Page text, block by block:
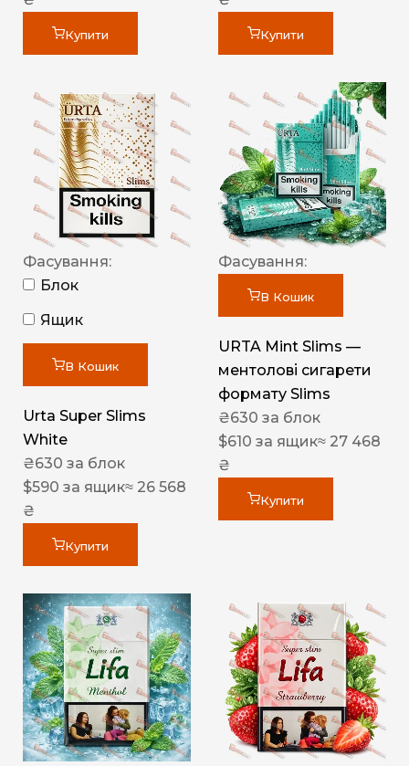
Купити Купити
Фасування:
Блок
Ящик
В Кошик
Urta Super Slims
White
₴630 за блок
$590 за ящик≈ 26 568
₴
Купити
Фасування:
В Кошик
URTA Mint Slims —
ментолові сигарети
формату Slims
₴630 за блок
$610 за ящик≈ 27 468
₴
Купити